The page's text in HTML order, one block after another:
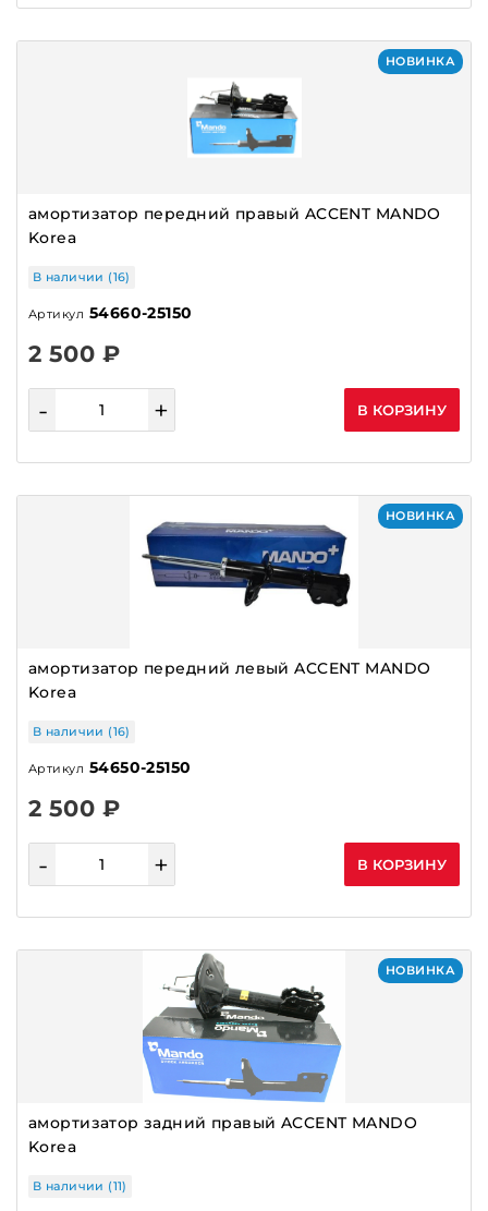
НОВИНКА
амортизатор передний правый ACCENT MANDO
Korea
В наличии (16)
Артикул 54660-25150
2 500 ₽
- + В КОРЗИНУ
НОВИНКА
амортизатор передний левый ACCENT MANDO
Korea
В наличии (16)
Артикул 54650-25150
2 500 ₽
- + В КОРЗИНУ
НОВИНКА
амортизатор задний правый ACCENT MANDO
Korea
В наличии (11)